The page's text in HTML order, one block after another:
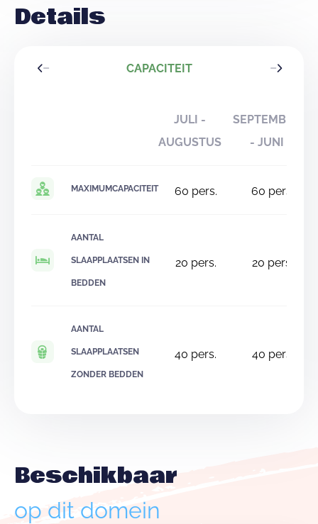
Details
CAPACITEIT
JULI -
AUGUSTUS
SEPTEMBER
- JUNI
MAXIMUMCAPACITEIT 60 pers. 60 pers.
AANTAL
SLAAPPLAATSEN IN
BEDDEN
20 pers. 20 pers.
AANTAL
SLAAPPLAATSEN
ZONDER BEDDEN
40 pers. 40 pers.
Beschikbaar
op dit domein